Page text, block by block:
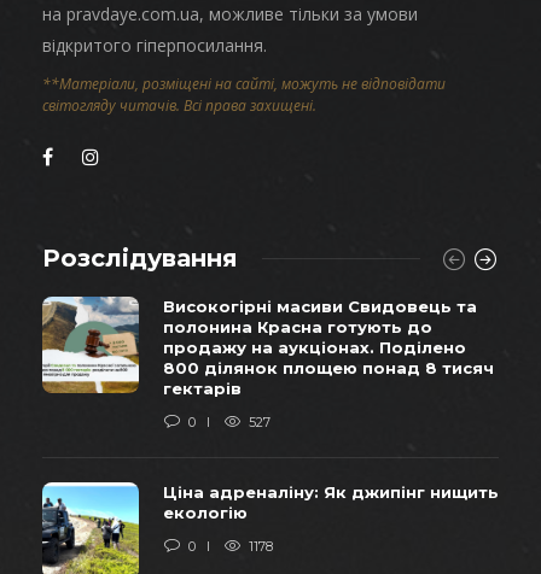
на pravdaye.com.ua, можливе тільки за умови
відкритого гіперпосилання.
**Матеріали, розміщені на сайті, можуть не відповідати
світогляду читачів. Всі права захищені.
Розслідування
Високогірні масиви Свидовець та
полонина Красна готують до
продажу на аукціонах. Поділено
800 ділянок площею понад 8 тисяч
гектарів
0 527
Ціна адреналіну: Як джипінг нищить
екологію
0 1178